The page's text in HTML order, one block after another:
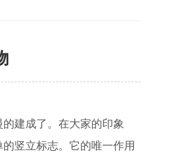
的建成了。在大家的印象
的竖立标志。它的唯一作用